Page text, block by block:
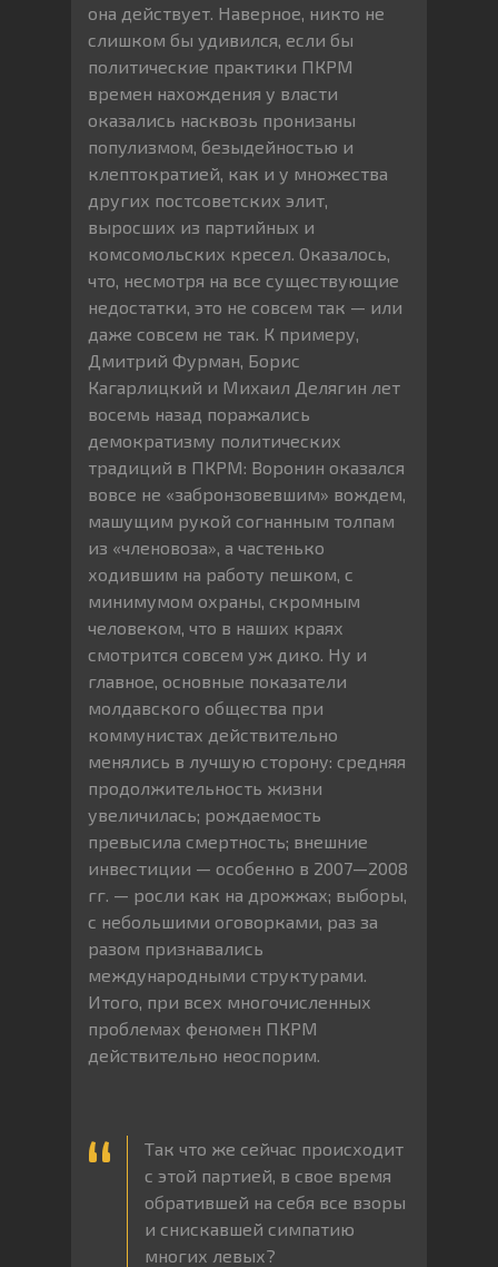
она действует. Наверное, никто не
слишком бы удивился, если бы
политические практики ПКРМ
времен нахождения у власти
оказались насквозь пронизаны
популизмом, безыдейностью и
клептократией, как и у множества
других постсоветских элит,
выросших из партийных и
комсомольских кресел. Оказалось,
что, несмотря на все существующие
недостатки, это не совсем так — или
даже совсем не так. К примеру,
Дмитрий Фурман, Борис
Кагарлицкий и Михаил Делягин лет
восемь назад поражались
демократизму политических
традиций в ПКРМ: Воронин оказался
вовсе не «забронзовевшим» вождем,
машущим рукой согнанным толпам
из «членовоза», а частенько
ходившим на работу пешком, с
минимумом охраны, скромным
человеком, что в наших краях
смотрится совсем уж дико. Ну и
главное, основные показатели
молдавского общества при
коммунистах действительно
менялись в лучшую сторону: средняя
продолжительность жизни
увеличилась; рождаемость
превысила смертность; внешние
инвестиции — особенно в 2007—2008
гг. — росли как на дрожжах; выборы,
с небольшими оговорками, раз за
разом признавались
международными структурами.
Итого, при всех многочисленных
проблемах феномен ПКРМ
действительно неоспорим.
Так что же сейчас происходит
с этой партией, в свое время
обратившей на себя все взоры
и снискавшей симпатию
многих левых?